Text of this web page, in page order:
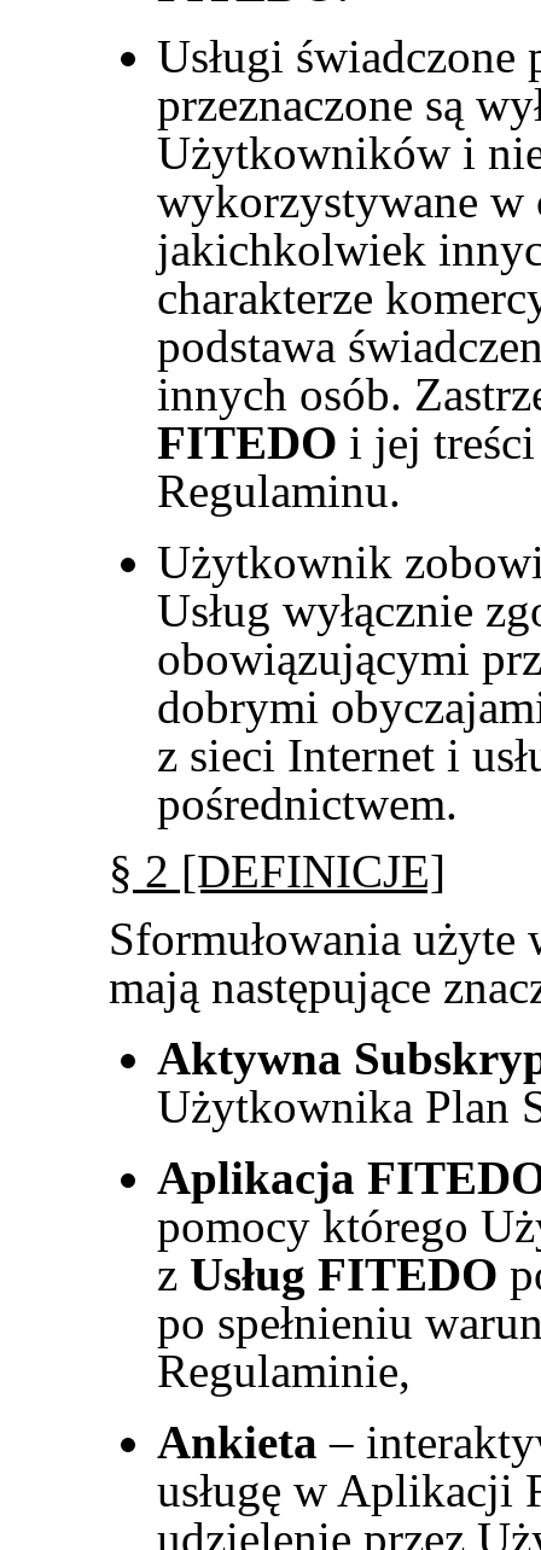
Usługi świadczone
przeznaczone są
Użytkowników i
wykorzystywane w
jakichkolwiek
charakterze
podstawa
innych osób.
FITEDO i jej treści
Regulaminu.
Użytkownik
Usług wyłącznie
obowiązującymi
dobrymi
z sieci Internet i
pośrednictwem.
§ 2 [DEFINICJE]
Sformułowania
mają następujące
Aktywna
Użytkownika Plan
Aplikacja
pomocy którego
z Usług FITEDO
po spełnieniu
Regulaminie,
Ankieta –
usługę w Aplikacji
udzielenie przez